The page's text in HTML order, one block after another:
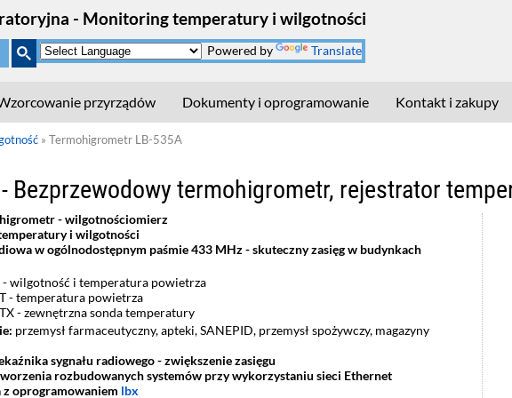
- Monitoring temperatury i wilgotności
Powered by Translate
przyrządów Dokumenty i oprogramowanie Kontakt i zakupy
» Termohigrometr LB-535A
Bezprzewodowy termohigrometr, rejestrator
- wilgotnościomierz
i wilgotności
w ogólnodostępnym paśmie 433 MHz - skuteczny zasięg w budynkach
- wilgotność i temperatura powietrza
- temperatura powietrza
- zewnętrzna sonda temperatury
przemysł farmaceutyczny, apteki, SANEPID, przemysł spożywczy, magazyny
sygnału radiowego - zwiększenie zasięgu
rozbudowanych systemów przy wykorzystaniu sieci Ethernet
z oprogramowaniem lbx